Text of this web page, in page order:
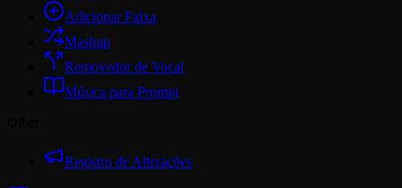
Adicionar Faixa
Mashup
Removedor de Vocal
Música para Prompt
Registro de Alterações